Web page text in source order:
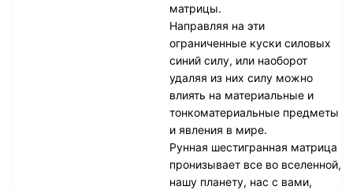
матрицы.
Направляя на эти
ограниченные куски силовых
синий силу, или наоборот
удаляя из них силу можно
влиять на материальные и
тонкоматериальные предметы
и явления в мире.
Рунная шестигранная матрица
пронизывает все во вселенной,
нашу планету, нас с вами,